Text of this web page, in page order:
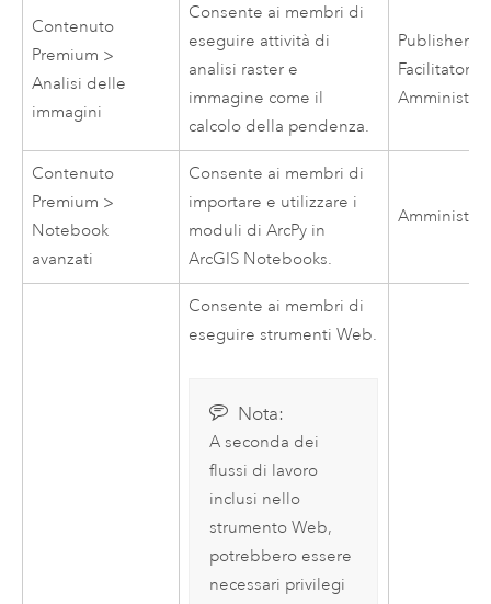
Contenuto
Premium >
Analisi delle
immagini
Consente ai membri di
eseguire attività di
analisi raster e
immagine come il
calcolo della pendenza.
Publisher,
Facilitatore,
Contenuto
Premium >
Notebook
avanzati
Consente ai membri di
importare e utilizzare i
moduli diArcPy in
ArcGIS Notebooks.
Consente ai membri di
eseguire strumenti Web.
Nota:
A seconda dei
flussi di lavoro
inclusi nello
strumento Web,
potrebbero essere
necessari privilegi